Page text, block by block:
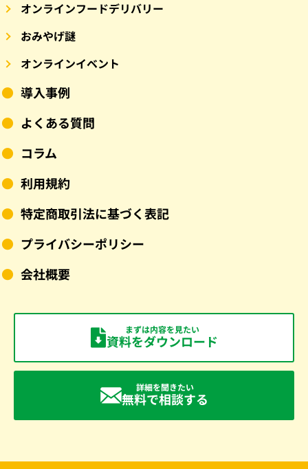
オンラインフードデリバリー
おみやげ謎
オンラインイベント
導入事例
よくある質問
コラム
利用規約
特定商取引法に基づく表記
プライバシーポリシー
会社概要
まずは内容を見たい
資料をダウンロード
詳細を聞きたい
無料で相談する